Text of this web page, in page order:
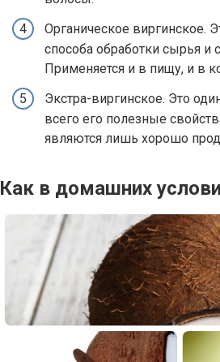
Органическое виргинское.
способа обработки сырья и
Применяется и в пищу, и в
Экстра-виргинское. Это
всего его полезные
являются лишь хорошо
Как в домашних